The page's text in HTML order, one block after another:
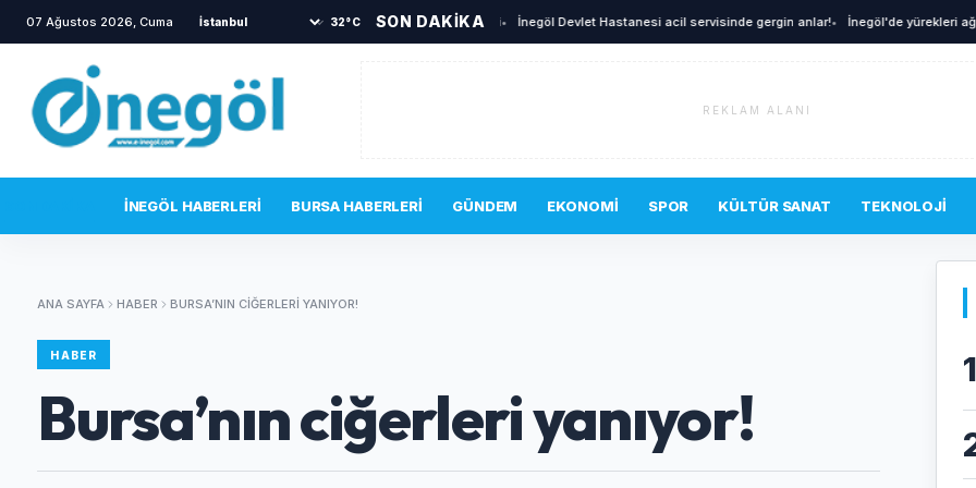
07 Ağustos 2026, Cuma 32°C SON DAKİKA
• Aslı Hünel’den Açıkhava’da müzik ziyafeti• İnegöl Devlet Hastanesi acil servisinde gergin anlar! • İnegöl'de yürekleri ağza
REKLAM ALANI
İNEGÖL HABERLERI BURSA HABERLERI GÜNDEM EKONOMI SPOR KÜLTÜR SANAT TEKNOLOJI
ANA SAYFA HABER BURSA’NIN CIĞERLERI YANIYOR!
HABER
Bursa’nın ciğerleri yanıyor!
1